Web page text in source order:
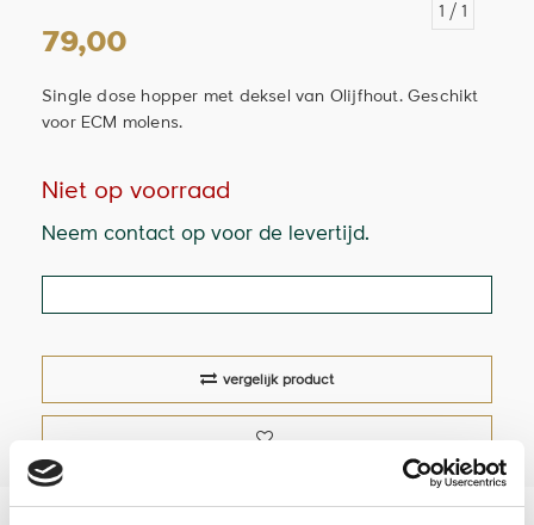
1 / 1
79,00
Single dose hopper met deksel van Olijfhout. Geschikt
voor ECM molens.
Niet op voorraad
Neem contact op voor de levertijd.
vergelijk product